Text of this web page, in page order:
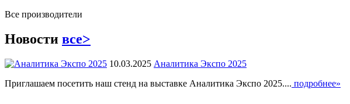
Все производители
Новости все>
10.03.2025 Аналитика Экспо 2025
Приглашаем посетить наш стенд на выставке Аналитика Экспо 2025.... подробнее»